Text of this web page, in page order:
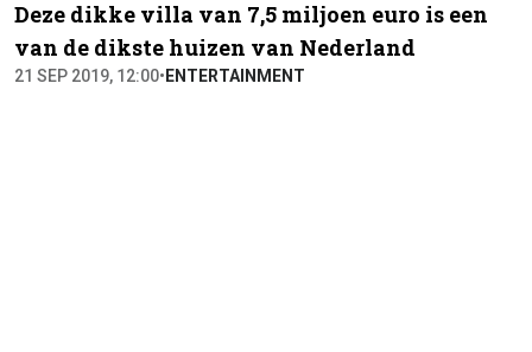
Deze dikke villa van 7,5 miljoen euro is een
van de dikste huizen van Nederland
21 SEP 2019, 12:00•ENTERTAINMENT